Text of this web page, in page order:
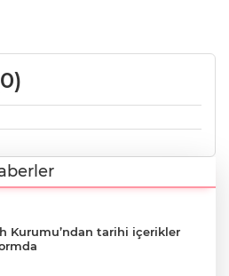
0)
Kurumu’ndan tarihi içerikler